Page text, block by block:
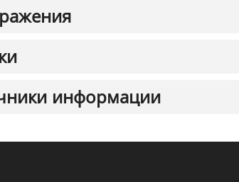
информации